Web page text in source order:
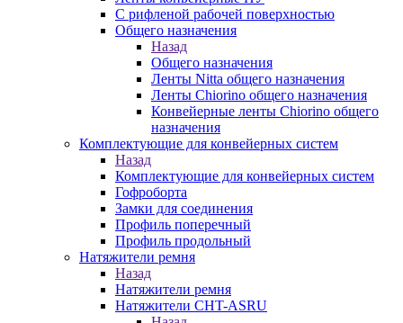
С рифленой рабочей поверхностью
Общего назначения
Назад
Общего назначения
Ленты Nitta общего назначения
Ленты Chiorino общего назначения
Конвейерные ленты Chiorino общего
назначения
Комплектующие для конвейерных систем
Назад
Комплектующие для конвейерных систем
Гофроборта
Замки для соединения
Профиль поперечный
Профиль продольный
Натяжители ремня
Назад
Натяжители ремня
Натяжители CHT-ASRU